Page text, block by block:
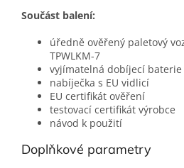
Součást balení:
úředně ověřený paletový
TPWLKM-7
vyjímatelná dobíjecí
nabíječka s EU vidlicí
EU certifikát ověření
testovací certifikát výrobce
návod k použití
Doplňkové parametry